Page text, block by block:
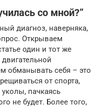
со мной?”
диагноз, наверняка,
Открываем
один и тот же
обманывать себя – это
от спорта,
пачкаясь
не будет. Более того,